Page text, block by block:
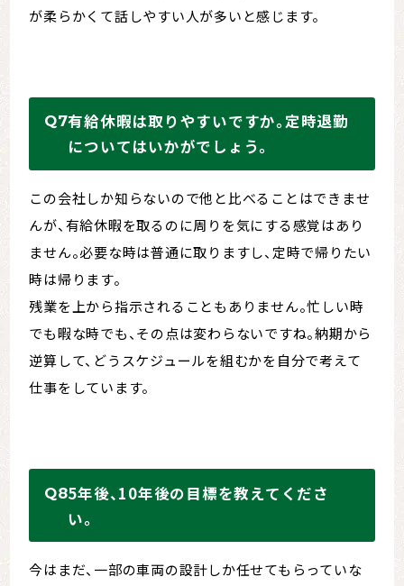
が柔らかくて話しやすい人が多いと感じます。
有給休暇は取りやすいですか。定時退勤
についてはいかがでしょう。
この会社しか知らないので他と比べることはできませ
んが、有給休暇を取るのに周りを気にする感覚はあり
ません。必要な時は普通に取りますし、定時で帰りたい
時は帰ります。
残業を上から指示されることもありません。忙しい時
でも暇な時でも、その点は変わらないですね。納期から
逆算して、どうスケジュールを組むかを自分で考えて
仕事をしています。
5年後、10年後の目標を教えてくださ
い。
今はまだ、一部の車両の設計しか任せてもらっていな